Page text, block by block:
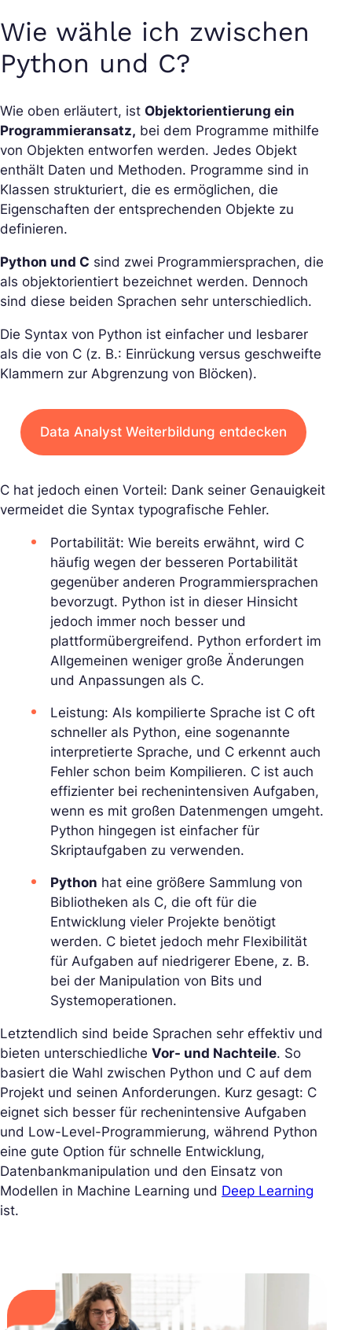
Wie wähle ich zwischen
Python und C?
Wie oben erläutert, ist Objektorientierung ein
Programmieransatz, bei dem Programme mithilfe
von Objekten entworfen werden. Jedes Objekt
enthält Daten und Methoden. Programme sind in
Klassen strukturiert, die es ermöglichen, die
Eigenschaften der entsprechenden Objekte zu
definieren.
Python und C sind zwei Programmiersprachen, die
als objektorientiert bezeichnet werden. Dennoch
sind diese beiden Sprachen sehr unterschiedlich.
Die Syntax von Python ist einfacher und lesbarer
als die von C (z. B.: Einrückung versus geschweifte
Klammern zur Abgrenzung von Blöcken).
Data Analyst Weiterbildung entdecken
C hat jedoch einen Vorteil: Dank seiner Genauigkeit
vermeidet die Syntax typografische Fehler.
Portabilität: Wie bereits erwähnt, wird C
häufig wegen der besseren Portabilität
gegenüber anderen Programmiersprachen
bevorzugt. Python ist in dieser Hinsicht
jedoch immer noch besser und
plattformübergreifend. Python erfordert im
Allgemeinen weniger große Änderungen
und Anpassungen als C.
Leistung: Als kompilierte Sprache ist C oft
schneller als Python, eine sogenannte
interpretierte Sprache, und C erkennt auch
Fehler schon beim Kompilieren. C ist auch
effizienter bei rechenintensiven Aufgaben,
wenn es mit großen Datenmengen umgeht.
Python hingegen ist einfacher für
Skriptaufgaben zu verwenden.
Python hat eine größere Sammlung von
Bibliotheken als C, die oft für die
Entwicklung vieler Projekte benötigt
werden. C bietet jedoch mehr Flexibilität
für Aufgaben auf niedrigerer Ebene, z. B.
bei der Manipulation von Bits und
Systemoperationen.
Letztendlich sind beide Sprachen sehr effektiv und
bieten unterschiedliche Vor- und Nachteile. So
basiert die Wahl zwischen Python und C auf dem
Projekt und seinen Anforderungen. Kurz gesagt: C
eignet sich besser für rechenintensive Aufgaben
und Low-Level-Programmierung, während Python
eine gute Option für schnelle Entwicklung,
Datenbankmanipulation und den Einsatz von
Modellen in Machine Learning und Deep Learning
ist.